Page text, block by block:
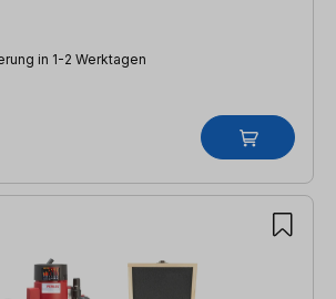
in 1-2 Werktagen